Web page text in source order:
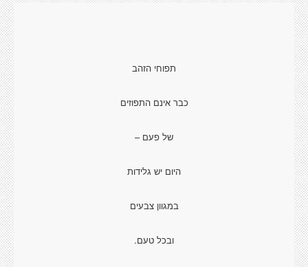
תפוחי הזהב
כבר אינם התפוזים
של פעם –
היום יש גלידות
במגוון צבעים
ובכל טעם.